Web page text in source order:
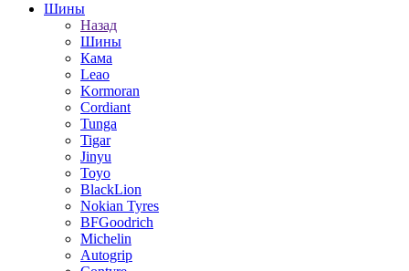
Шины
Назад
Шины
Кама
Leao
Kormoran
Cordiant
Tunga
Tigar
Jinyu
Toyo
BlackLion
Nokian Tyres
BFGoodrich
Michelin
Autogrip